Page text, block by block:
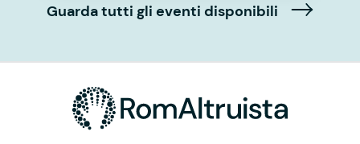
Guarda tutti gli eventi disponibili